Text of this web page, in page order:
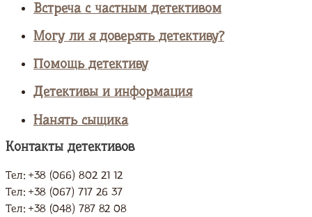
Встреча с частным детективом
Могу ли я доверять детективу?
Помощь детективу
Детективы и информация
Нанять сыщика
Контакты детективов
Тел: +38 (066) 802 21 12
Тел: +38 (067) 717 26 37
Тел: +38 (048) 787 82 08